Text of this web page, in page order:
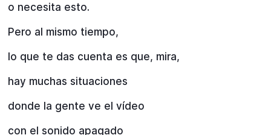
o necesita esto.
Pero al mismo tiempo,
lo que te das cuenta es que, mira,
hay muchas situaciones
donde la gente ve el vídeo
con el sonido apagado